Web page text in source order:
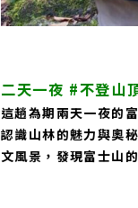
二天一夜 #不登山
這趟為期兩天一夜的
認識山林的魅力與奧
文風景，發現富士山